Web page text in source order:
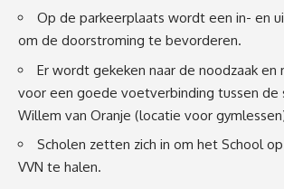
Op de parkeerplaats wordt een in- en
om de doorstroming te bevorderen.
Er wordt gekeken naar de noodzaak en
voor een goede voetverbinding tussen de
Willem van Oranje (locatie voor
Scholen zetten zich in om het School
VVN te halen.